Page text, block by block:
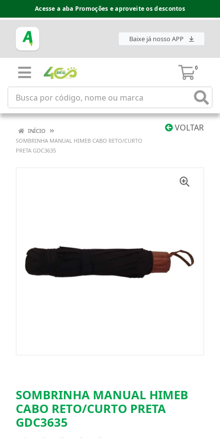
Acesse a aba Promoções e aproveite os descontos
Baixe já nosso APP
0
VOLTAR
INÍCIO
SOMBRINHA MANUAL HIMEB CABO RETO/CURTO
PRETA GDC3635
SOMBRINHA MANUAL HIMEB
CABO RETO/CURTO PRETA
GDC3635